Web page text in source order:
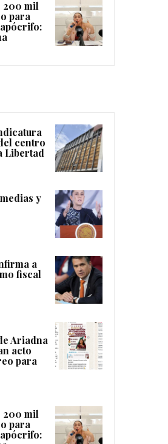
200 mil
para
centro
Libertad
y
a
fiscal
Ariadna
acto
para
200 mil
para